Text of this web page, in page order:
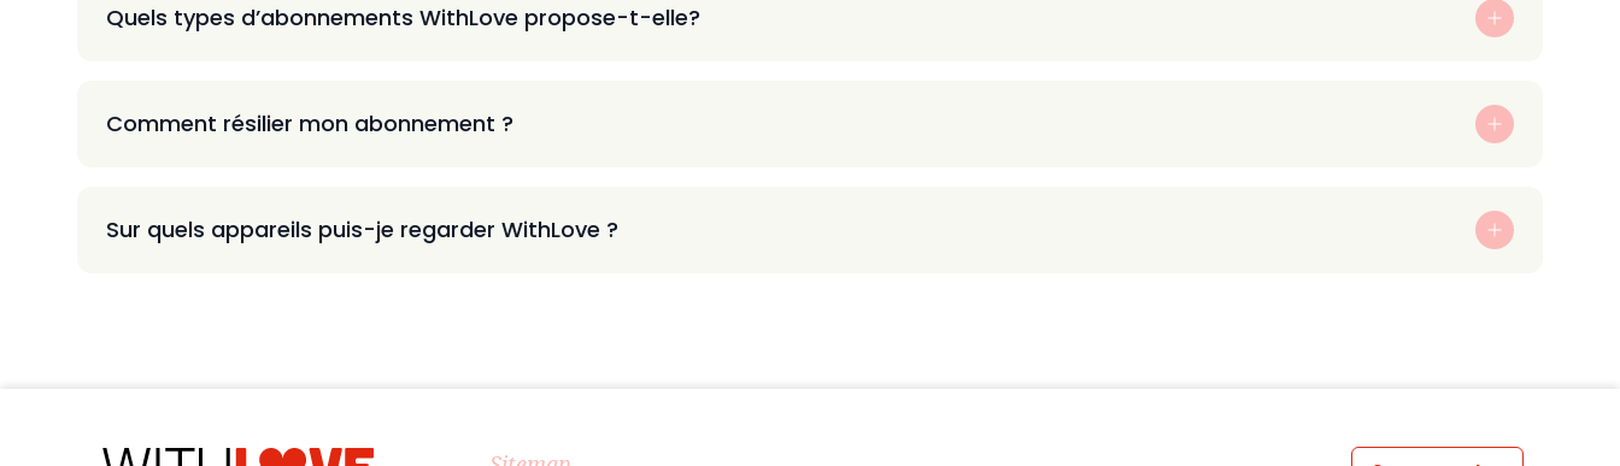
Quels types d’abonnements WithLove propose-t-elle?
Comment résilier mon abonnement ?
Sur quels appareils puis-je regarder WithLove ?